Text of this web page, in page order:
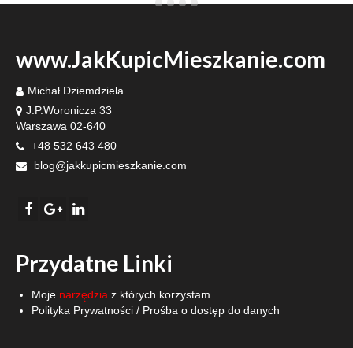
www.JakKupicMieszkanie.com
Michał Dziemdziela
J.P.Woronicza 33
Warszawa 02-640
+48 532 643 480
blog@jakkupicmieszkanie.com
Przydatne Linki
Moje narzędzia z których korzystam
Polityka Prywatności / Prośba o dostęp do danych